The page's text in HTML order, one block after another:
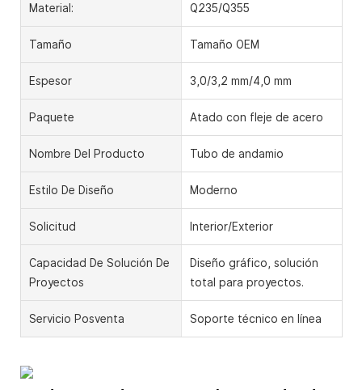
Material: Q235/Q355
Tamaño Tamaño OEM
Espesor 3,0/3,2 mm/4,0 mm
Paquete Atado con fleje de acero
Nombre Del Producto Tubo de andamio
Estilo De Diseño Moderno
Solicitud Interior/Exterior
Capacidad De Solución De
Proyectos
Diseño gráfico, solución
total para proyectos.
Servicio Posventa Soporte técnico en línea